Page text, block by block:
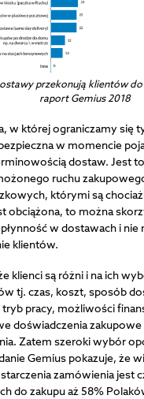
przekonują klientów do
raport Gemius 2018
w której ograniczamy się
w momencie
dostaw. Jest
ruchu
którymi są
obciążona, to można
w dostawach i nie
klientów.
klienci są różni i na ich
tj. czas, koszt, sposób
tryb pracy, możliwości
doświadczenia
Zatem szeroki wybór
Gemius pokazuje, że
zamówienia jest
do zakupu aż 58%